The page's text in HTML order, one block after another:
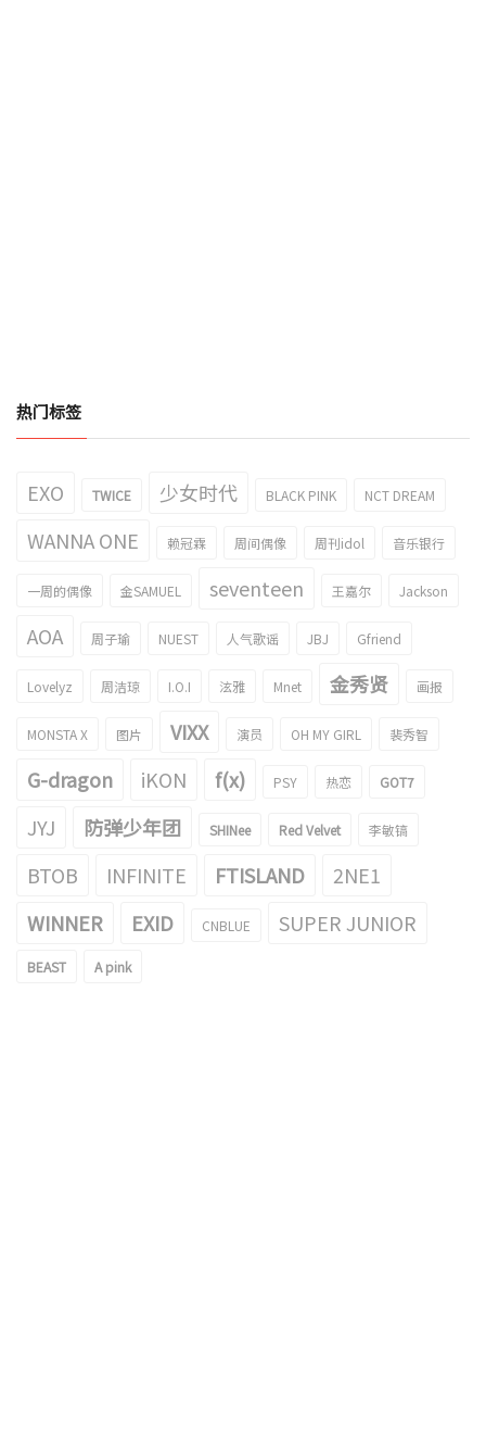
热门标签
EXO TWICE 少女时代 BLACK PINK NCT DREAM
WANNA ONE 赖冠霖 周间偶像 周刊idol 音乐银行
一周的偶像 金SAMUEL seventeen 王嘉尔 Jackson
AOA 周子瑜 NUEST 人气歌谣 JBJ Gfriend
Lovelyz 周洁琼 I.O.I 泫雅 Mnet 金秀贤 画报
MONSTA X 图片 VIXX 演员 OH MY GIRL 裴秀智
G-dragon iKON f(x) PSY 热恋 GOT7
JYJ 防弹少年团 SHINee Red Velvet 李敏镐
BTOB INFINITE FTISLAND
2NE1
WINNER
EXID CNBLUE SUPER JUNIOR
BEAST A pink